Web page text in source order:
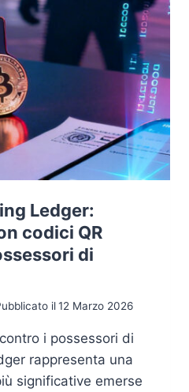
Ledger:
codici QR
di
il12 Marzo 2026
i possessori di
rappresenta una
significative emerse